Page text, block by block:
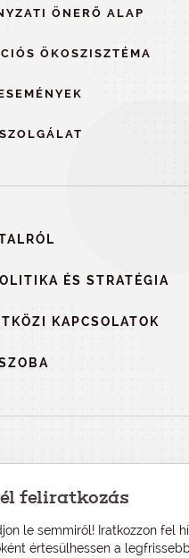
ÖNERŐ ALAP
ÖKOSZISZTÉMA
ÉS STRATÉGIA
KAPCSOLATOK
feliratkozás
le semmiről! Iratkozzon fel
értesülhessen a